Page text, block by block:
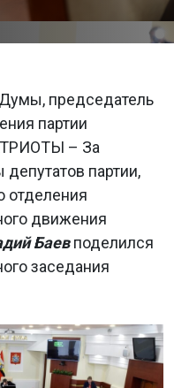
председатель
партии
– За
партии,
отделения
движения
Баевподелился
заседания